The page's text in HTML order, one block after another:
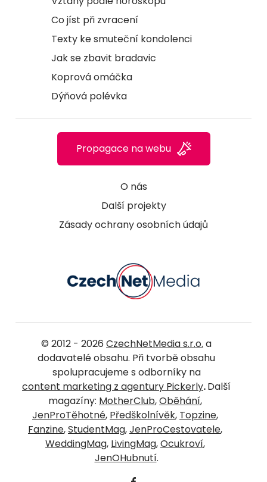
Co jíst při zvracení
Texty ke smuteční kondolenci
Jak se zbavit bradavic
Koprová omáčka
Dýňová polévka
O nás
Další projekty
Zásady ochrany osobních údajů
Propagace na webu
© 2012 - 2026 CzechNetMedia s.r.o. a
dodavatelé obsahu. Při tvorbě obsahu
spolupracujeme s odborníky na
content marketing z agentury Pickerly.Další
magazíny: MotherClub,Oběhání,
JenProTěhotné, Předškolnívěk, Topzine,
Fanzine,StudentMag,JenProCestovatele,
WeddingMag, LivingMag,Ocukroví,
JenOHubnutí.